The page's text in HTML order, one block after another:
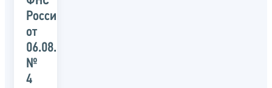
России
от
06.08.2025
№
4